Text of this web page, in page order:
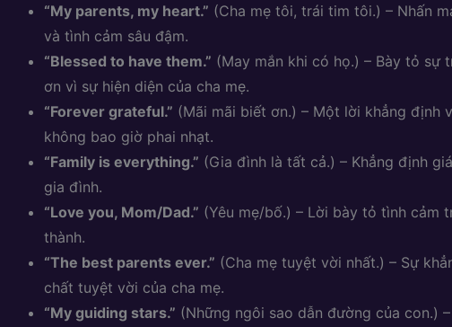
“My parents, my heart.” (Cha mẹ tôi, trái tim tôi.) – Nhấn
và tình cảm sâu đậm.
“Blessed to have them.” (May mắn khi có họ.) – Bày tỏ sự
ơn vì sự hiện diện của cha mẹ.
“Forever grateful.” (Mãi mãi biết ơn.) – Một lời khẳng định
không bao giờ phai nhạt.
“Family is everything.” (Gia đình là tất cả.) – Khẳng định
gia đình.
“Love you, Mom/Dad.” (Yêu mẹ/bố.) – Lời bày tỏ tình cảm
thành.
“The best parents ever.” (Cha mẹ tuyệt vời nhất.) – Sự
chất tuyệt vời của cha mẹ.
“My guiding stars.” (Những ngôi sao dẫn đường của con.)